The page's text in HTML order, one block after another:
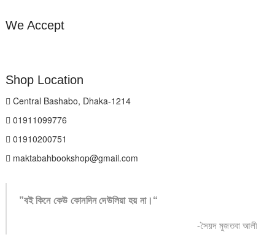
We Accept
Shop Location
Central Bashabo, Dhaka-1214
01911099776
01910200751
maktabahbookshop@gmail.com
”বই কিনে কেউ কোনদিন দেউলিয়া হয় না।“
-সৈয়দ মুজতবা আলী